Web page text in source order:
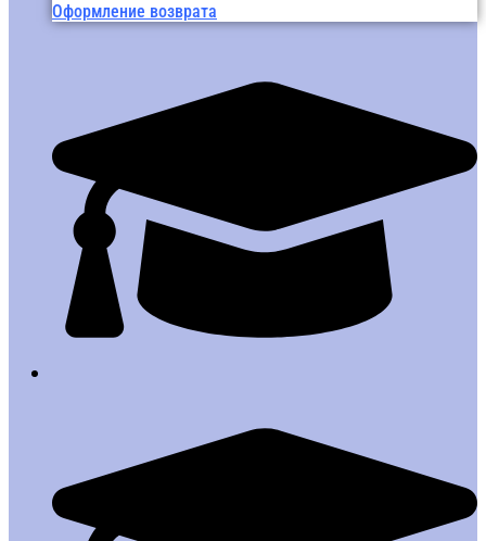
Оформление возврата